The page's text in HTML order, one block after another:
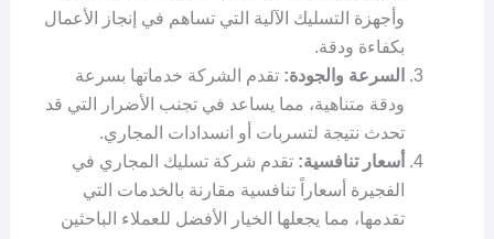
وأجهزة التسليك الآلية التي تساهم في إنجاز الأعمال
بكفاءة ودقة.
السرعة والجودة: تقدم الشركة خدماتها بسرعة
ودقة متناهية، مما يساعد في تجنب الأضرار التي قد
تحدث نتيجة لتسربات أو انسدادات المجاري.
أسعار تنافسية: تقدم شركة تسليك المجاري في
الفجيرة أسعاراً تنافسية مقارنة بالخدمات التي
تقدمها، مما يجعلها الخيار الأفضل للعملاء الباحثين